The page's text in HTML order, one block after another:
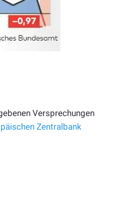
Versprechungen
Zentralbank